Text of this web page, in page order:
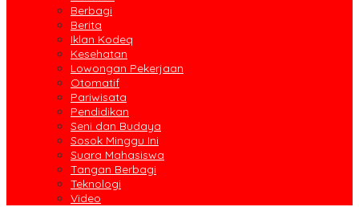
Berbagi
Berita
Iklan Kodeq
Kesehatan
Lowongan Pekerjaan
Otomatif
Pariwisata
Pendidikan
Seni dan Budaya
Sosok Minggu Ini
Suara Mahasiswa
Tangan Berbagi
Teknologi
Video